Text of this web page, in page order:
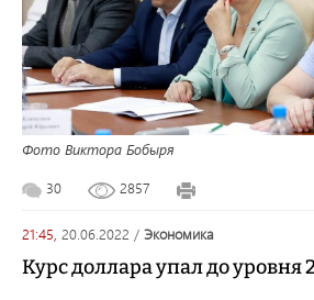
Фото Виктора Бобыря
30 2857
21:45, 20.06.2022 / экономика
Курс доллара упал до уровня